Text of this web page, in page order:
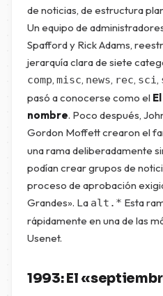
de noticias, de estructura
Un equipo de
Spafford y Rick Adams,
jerarquía clara de siete
comp, misc, news, rec, sci,
pasó a conocerse como el
nombre. Poco después,
Gordon Moffett crearon el
una rama deliberadamente
podían crear grupos de
proceso de aprobación
Grandes». La alt.* Esta
rápidamente en una de las
Usenet.
1993: El